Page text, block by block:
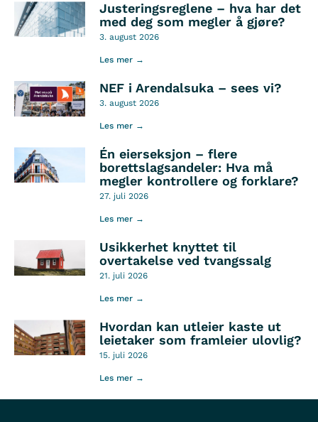
Justeringsreglene – hva har det
med deg som megler å gjøre?
3. august 2026
Les mer →
NEF i Arendalsuka – sees vi?
3. august 2026
Les mer →
Én eierseksjon – flere
borettslagsandeler: Hva må
megler kontrollere og forklare?
27. juli 2026
Les mer →
Usikkerhet knyttet til
overtakelse ved tvangssalg
21. juli 2026
Les mer →
Hvordan kan utleier kaste ut
leietaker som framleier ulovlig?
15. juli 2026
Les mer →